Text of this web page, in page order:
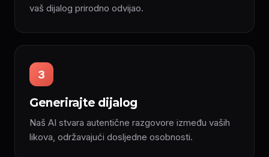
vaš dijalog prirodno odvijao.
3
Generirajte dijalog
Naš AI stvara autentične razgovore između vaših
likova, održavajući dosljedne osobnosti.